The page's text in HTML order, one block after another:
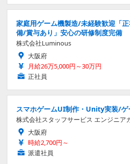
家庭用ゲーム機製造/未経験歓迎「
備/賞与あり」安心の研修制度完備
株式会社Luminous
大阪府
月給26万5,000円～30万円
正社員
スマホゲームUI制作・Unity実装/ゲ
株式会社スタッフサービス エンジニア
大阪府
時給2,700円～
派遣社員